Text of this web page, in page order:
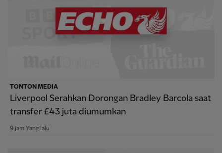
TONTON MEDIA
Liverpool Serahkan Dorongan Bradley Barcola saat
transfer £43 juta diumumkan
9 jam Yang lalu